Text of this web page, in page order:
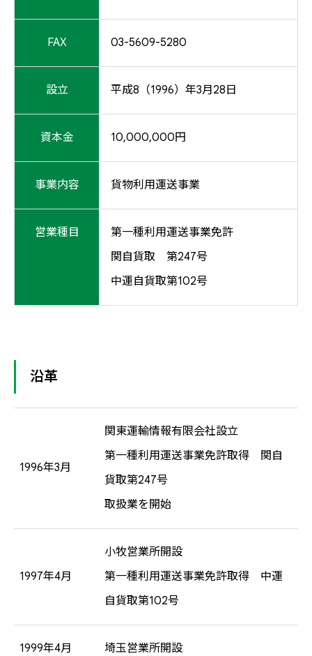
FAX 03-5609-5280
設立 平成8（1996）年3月28日
資本金 10,000,000円
事業内容 貨物利用運送事業
営業種目
第一種利用運送事業免許
関自貨取 第247号
中運自貨取第102号
沿革
1996年3月
関東運輸情報有限会社設立
第一種利用運送事業免許取得 関自
貨取第247号
取扱業を開始
1997年4月
小牧営業所開設
第一種利用運送事業免許取得 中運
自貨取第102号
1999年4月 埼玉営業所開設